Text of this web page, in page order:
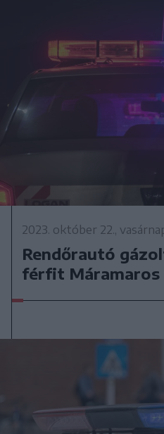
2023. október 22.,
Rendőrautó
férfit Máramaros